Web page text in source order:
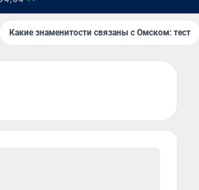
Какие знаменитости связаны с Омском: тест